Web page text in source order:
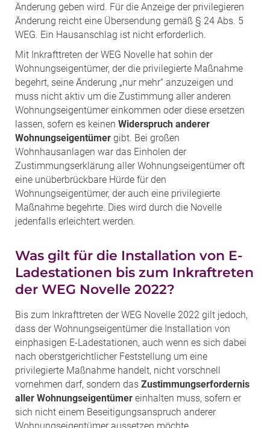
Änderung geben wird. Für die Anzeige der privilegieren
Änderung reicht eine Übersendung gemäß § 24 Abs. 5
WEG. Ein Hausanschlag ist nicht erforderlich.
Mit Inkrafttreten der WEG Novelle hat sohin der
Wohnungseigentümer, der die privilegierte Maßnahme
begehrt, seine Änderung „nur mehr“ anzuzeigen und
muss nicht aktiv um die Zustimmung aller anderen
Wohnungseigentümer einkommen oder diese ersetzen
lassen, sofern es keinen Widerspruch anderer
Wohnungseigentümer gibt. Bei großen
Wohnhausanlagen war das Einholen der
Zustimmungserklärung aller Wohnungseigentümer oft
eine unüberbrückbare Hürde für den
Wohnungseigentümer, der auch eine privilegierte
Maßnahme begehrte. Dies wird durch die Novelle
jedenfalls erleichtert werden.
Was gilt für die Installation von E-
Ladestationen bis zum Inkraftreten
der WEG Novelle 2022?
Bis zum Inkrafttreten der WEG Novelle 2022 gilt jedoch,
dass der Wohnungseigentümer die Installation von
einphasigen E-Ladestationen, auch wenn es sich dabei
nach oberstgerichtlicher Feststellung um eine
privilegierte Maßnahme handelt, nicht vorschnell
vornehmen darf, sondern das Zustimmungserfordernis
aller Wohnungseigentümer einhalten muss, sofern er
sich nicht einem Beseitigungsanspruch anderer
Wohnungseigentümer aussetzen möchte.